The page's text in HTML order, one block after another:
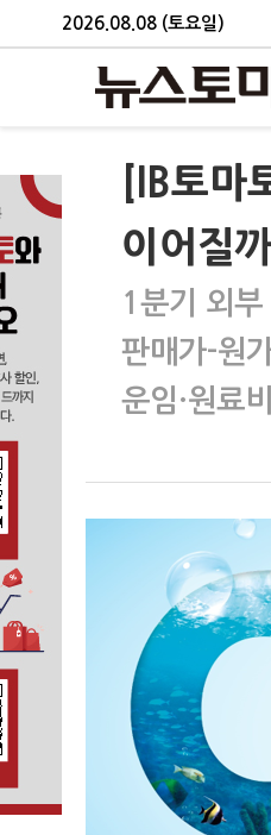
2026.08.08 (토요일)
[IB토
이어질
1분기 외
판매가-원
운임·원료